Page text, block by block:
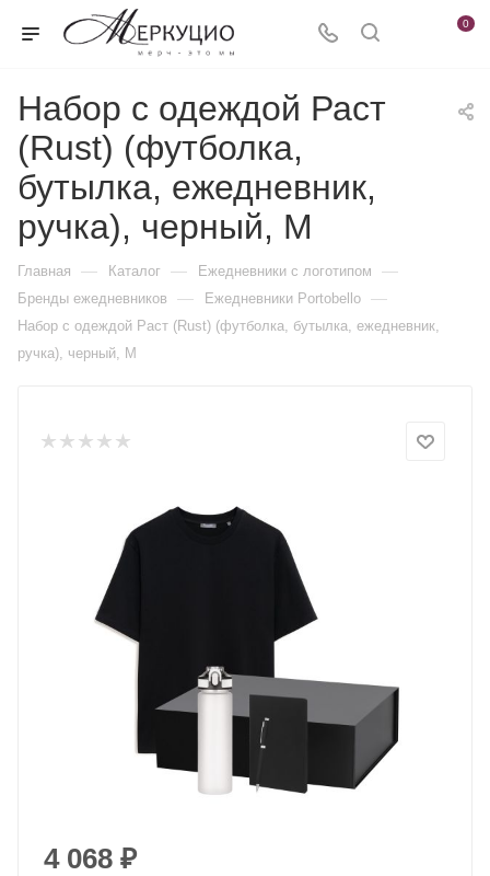
0
Набор с одеждой Раст
(Rust) (футболка,
бутылка, ежедневник,
ручка), черный, M
Главная — Каталог — Ежедневники c логотипом —
Бренды ежедневников — Ежедневники Portobello —
Набор с одеждой Раст (Rust) (футболка, бутылка, ежедневник,
ручка), черный, M
4 068 ₽